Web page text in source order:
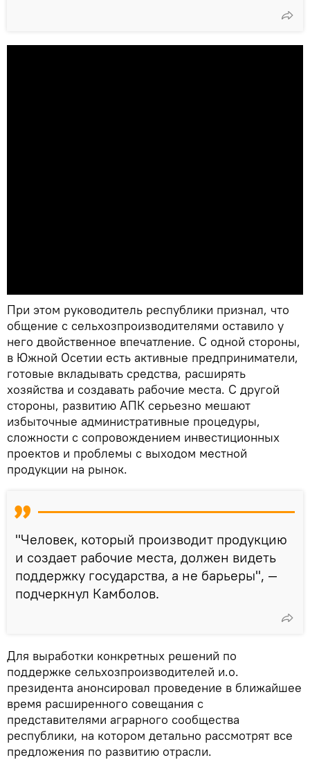
При этом руководитель республики признал, что
общение с сельхозпроизводителями оставило у
него двойственное впечатление. С одной стороны,
в Южной Осетии есть активные предприниматели,
готовые вкладывать средства, расширять
хозяйства и создавать рабочие места. С другой
стороны, развитию АПК серьезно мешают
избыточные административные процедуры,
сложности с сопровождением инвестиционных
проектов и проблемы с выходом местной
продукции на рынок.
"Человек, который производит продукцию
и создает рабочие места, должен видеть
поддержку государства, а не барьеры", —
подчеркнул Камболов.
Для выработки конкретных решений по
поддержке сельхозпроизводителей и.о.
президента анонсировал проведение в ближайшее
время расширенного совещания с
представителями аграрного сообщества
республики, на котором детально рассмотрят все
предложения по развитию отрасли.